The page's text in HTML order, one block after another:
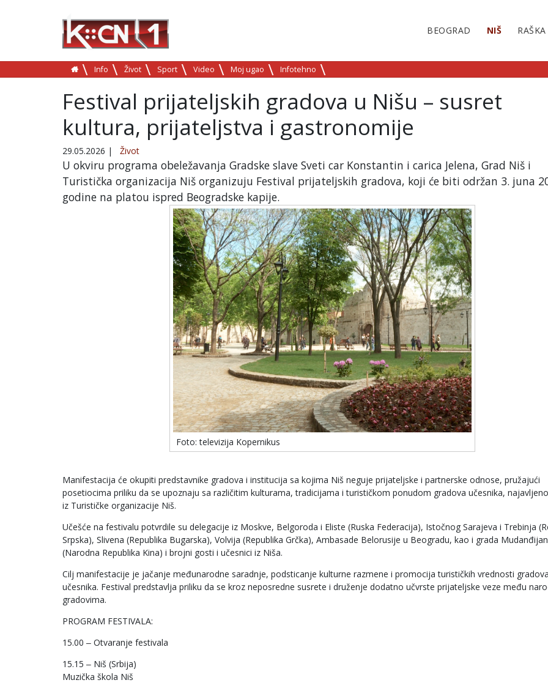
BEOGRAD NIŠ RAŠKA
Info Život Sport Video Moj ugao Infotehno
Festival prijateljskih gradova u Nišu – susret
kultura, prijateljstva i gastronomije
29.05.2026 | Život
U okviru programa obeležavanja Gradske slave Sveti car Konstantin i carica Jelena, Grad Niš i
Turistička organizacija Niš organizuju Festival prijateljskih gradova, koji će biti održan 3. juna
godine na platou ispred Beogradske kapije.
Foto: televizija Kopernikus
Manifestacija će okupiti predstavnike gradova i institucija sa kojima Niš neguje prijateljske i partnerske odnose, pružajući
posetiocima priliku da se upoznaju sa različitim kulturama, tradicijama i turističkom ponudom gradova učesnika,
iz Turističke organizacije Niš.
Učešće na festivalu potvrdile su delegacije iz Moskve, Belgoroda i Eliste (Ruska Federacija), Istočnog Sarajeva i Trebinja
Srpska), Slivena (Republika Bugarska), Volvija (Republika Grčka), Ambasade Belorusije u Beogradu, kao i grada
(Narodna Republika Kina) i brojni gosti i učesnici iz Niša.
Cilj manifestacije je jačanje međunarodne saradnje, podsticanje kulturne razmene i promocija turističkih vrednosti
učesnika. Festival predstavlja priliku da se kroz neposredne susrete i druženje dodatno učvrste prijateljske veze među
gradovima.
PROGRAM FESTIVALA:
15.00 ‒ Otvaranje festivala
15.15 ‒ Niš (Srbija)
Muzička škola Niš